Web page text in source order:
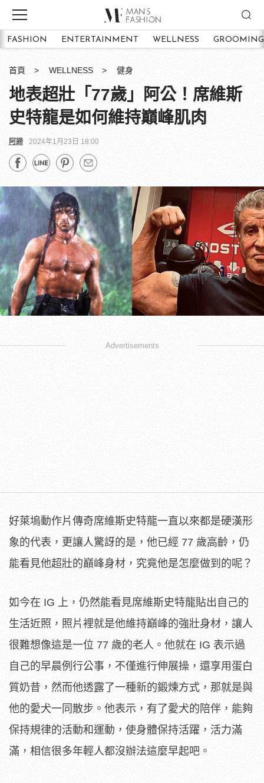
FASHION ENTERTAINMENT WELLNESS GROOMING
首頁 WELLNESS 健身
地表超壯「77歲」阿公！席維斯
史特龍是如何維持巔峰肌肉
阿諦 2024年1月23日 18:00
Advertisements
好萊塢動作片傳奇席維斯史特龍一直以來都是硬漢形
象的代表，更讓人驚訝的是，他已經 77 歲高齡，仍
能看見他超壯的巔峰身材，究竟他是怎麼做到的呢？
如今在 IG 上，仍然能看見席維斯史特龍貼出自己的
生活近照，照片裡就是他維持巔峰的強壯身材，讓人
很難想像這是一位 77 歲的老人。他就在 IG 表示過
自己的早晨例行公事，不僅進行伸展操，還享用蛋白
質奶昔，然而他透露了一種新的鍛煉方式，那就是與
他的愛犬一同散步。他表示，有了愛犬的陪伴，能夠
保持規律的活動和運動，使身體保持活躍，活力滿
滿，相信很多年輕人都沒辦法這麼早起吧。